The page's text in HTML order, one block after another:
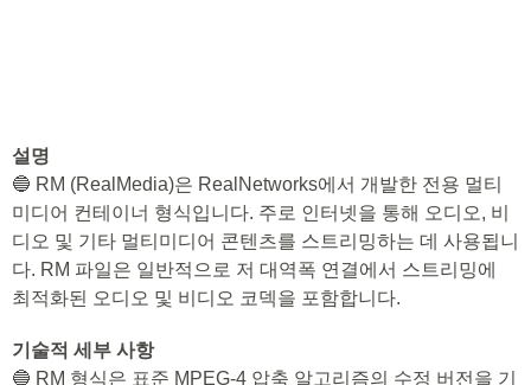
설명
🔵 RM (RealMedia)은 RealNetworks에서 개발한 전용 멀티
미디어 컨테이너 형식입니다. 주로 인터넷을 통해 오디오, 비
디오 및 기타 멀티미디어 콘텐츠를 스트리밍하는 데 사용됩니
다. RM 파일은 일반적으로 저 대역폭 연결에서 스트리밍에
최적화된 오디오 및 비디오 코덱을 포함합니다.
기술적 세부 사항
🔵 RM 형식은 표준 MPEG-4 압축 알고리즘의 수정 버전을 기